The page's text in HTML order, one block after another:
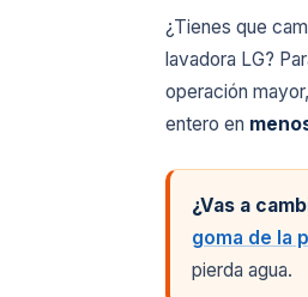
¿Tienes que
lavadora LG?
operación
entero en
¿Vas a
goma de la
pierda agua.